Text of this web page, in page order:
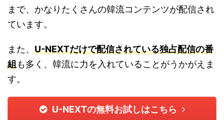
まで、かなりたくさんの韓流コンテンツが配信され
ています。
また、 U-NEXTだけで配信されている独占配信の番
組も多く、韓流に力を入れていることがうかがえま
す。
U-NEXTの無料お試しはこちら